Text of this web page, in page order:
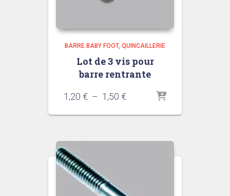
BARRE BABY FOOT QUINCAILLERIE
Lot de 3 vis pour
barre rentrante
1,20 € – 1,50 €Plage
prix :
à